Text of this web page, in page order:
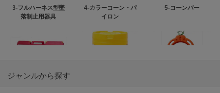
3-フルハーネス型墜
落制止用器具
4-カラーコーン・パ
イロン
5-コーンバー
ジャンルから探す